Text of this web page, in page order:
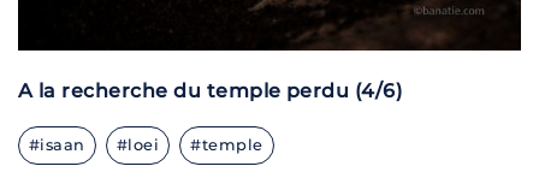
A la recherche du temple perdu (4/6)
#isaan #loei #temple